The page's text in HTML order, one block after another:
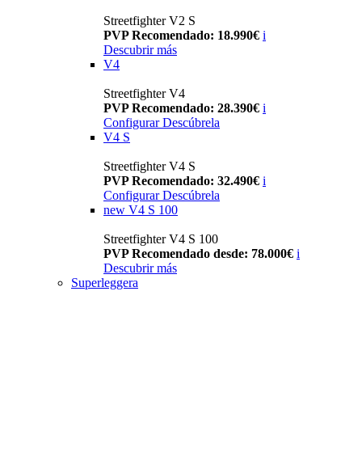
Streetfighter V2 S
PVP Recomendado: 18.990€ i
Descubrir más
V4
Streetfighter V4
PVP Recomendado: 28.390€ i
Configurar Descúbrela
V4 S
Streetfighter V4 S
PVP Recomendado: 32.490€ i
Configurar Descúbrela
new V4 S 100
Streetfighter V4 S 100
PVP Recomendado desde: 78.000€ i
Descubrir más
Superleggera